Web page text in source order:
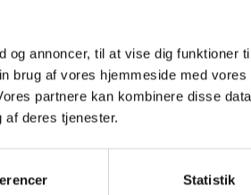
og annoncer, til at vise dig funktioner
brug af vores hjemmeside med
partnere kan kombinere disse
af deres tjenester.
Statistik
för Danske Hospitalsklovne,
och unga när livet på sjukhus gör ont.
bort sjukdom, men den kan ge styrka,